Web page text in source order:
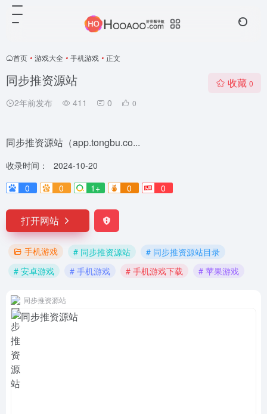
首页 • 游戏大全 • 手机游戏 • 正文
同步推资源站
2年前发布 411 0 0
收藏 0
同步推资源站（app.tongbu.co...
收录时间：
2024-10-20
0
0 1+ 0 0
打开网站
手机游戏 # 同步推资源站
# 同步推资源站目录
# 安卓游戏
# 手机游戏 # 手机游戏下载 # 苹果游戏
同步推资源站